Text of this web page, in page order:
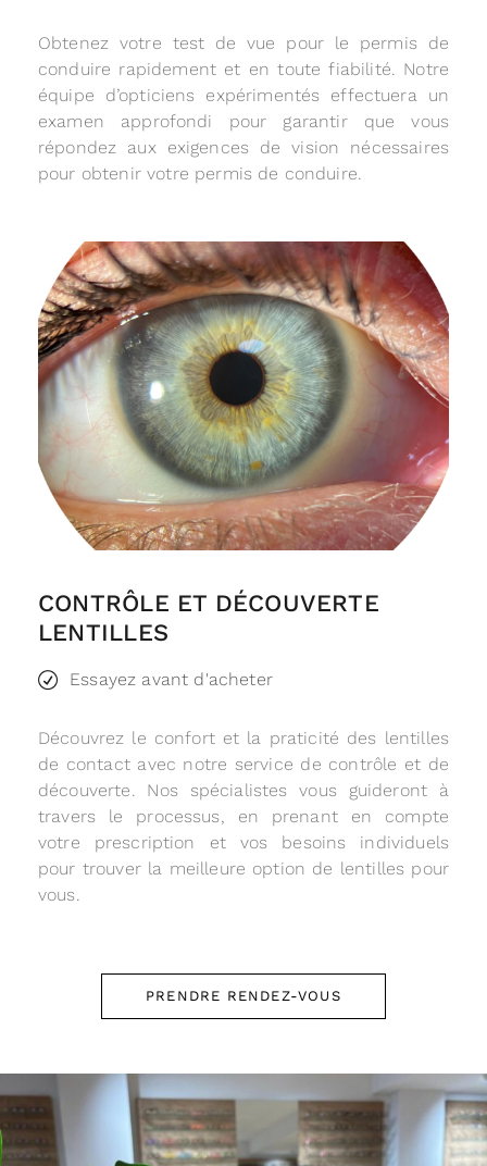
Obtenez votre test de vue pour le permis de
conduire rapidement et en toute fiabilité. Notre
équipe d’opticiens expérimentés effectuera un
examen approfondi pour garantir que vous
répondez aux exigences de vision nécessaires
pour obtenir votre permis de conduire.
CONTRÔLE ET DÉCOUVERTE
LENTILLES
Essayez avant d'acheter
Découvrez le confort et la praticité des lentilles
de contact avec notre service de contrôle et de
découverte. Nos spécialistes vous guideront à
travers le processus, en prenant en compte
votre prescription et vos besoins individuels
pour trouver la meilleure option de lentilles pour
vous.
PRENDRE RENDEZ-VOUS